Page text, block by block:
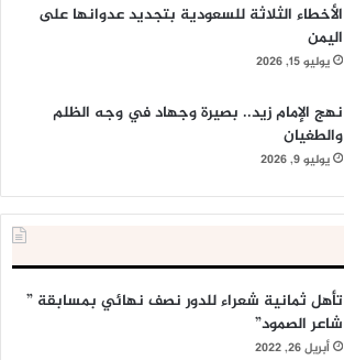
الأخطاء الثلاثة للسعودية بتجديد عدوانها على
اليمن
يوليو 15, 2026
نهج الإمام زيد.. بصيرة وجهاد في وجه الظلم
والطغيان
يوليو 9, 2026
تأهل ثمانية شعراء للدور نصف نهائي بمسابقة ”
شاعر الصمود”
أبريل 26, 2022